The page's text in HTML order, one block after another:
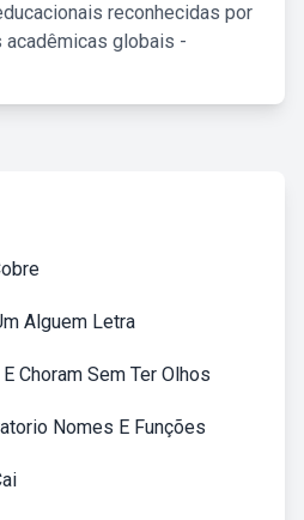
reconhecidas por
globais -
Alguem Letra
Choram Sem Ter Olhos
Nomes E Funções